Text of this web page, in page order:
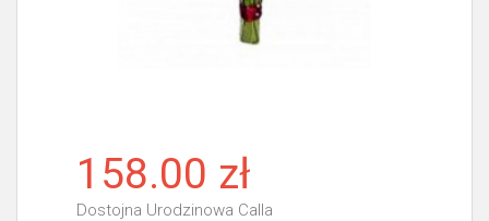
158.00 zł
Dostojna Urodzinowa Calla